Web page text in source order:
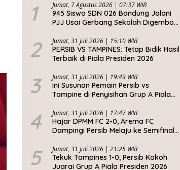
1 Jumat, 7 Agustus 2026 | 07:37 WIB
945 Siswa SDN 026 Bandung Jalani
PJJ Usai Gerbang Sekolah Digembok
2 Jumat, 31 Juli 2026 | 15:10 WIB
PERSIB VS TAMPINES: Tetap Bidik Hasil
Terbaik di Piala Presiden 2026
3 Jumat, 31 Juli 2026 | 19:43 WIB
Ini Susunan Pemain Persib vs
Tampine di Penyisihan Grup A Piala
4 Jumat, 31 Juli 2026 | 17:47 WIB
Hajar DPMM FC 2-0, Arema FC
Dampingi Persib Melaju ke Semifinal
5 Jumat, 31 Juli 2026 | 21:25 WIB
Tekuk Tampines 1-0, Persib Kokoh
Juarai Grup A Piala Presiden 2026